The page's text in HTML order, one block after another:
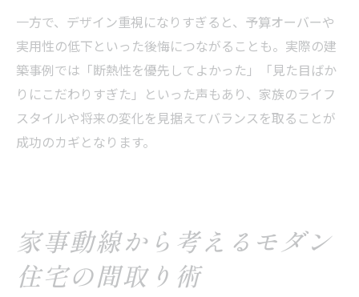
一方で、デザイン重視になりすぎると、予算オーバーや
実用性の低下といった後悔につながることも。実際の建
築事例では「断熱性を優先してよかった」「見た目ばか
りにこだわりすぎた」といった声もあり、家族のライフ
スタイルや将来の変化を見据えてバランスを取ることが
成功のカギとなります。
家事動線から考えるモダン
住宅の間取り術